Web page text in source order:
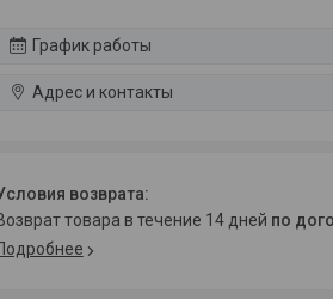
График работы
Адрес и контакты
возврат товара в течение 14 дней по